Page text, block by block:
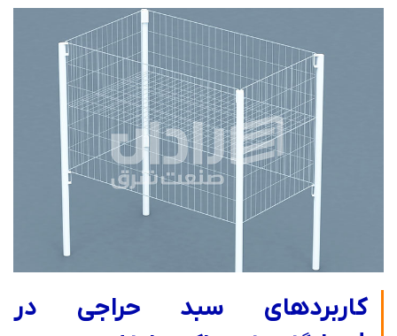
کاربردهای سبد حراجی در